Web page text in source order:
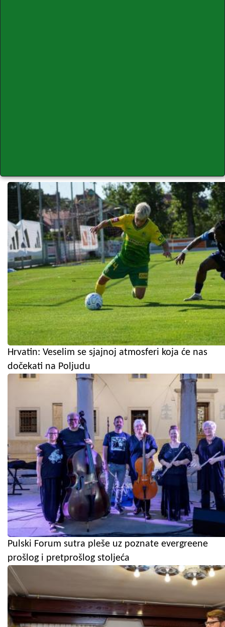
Hrvatin: Veselim se sjajnoj atmosferi koja će nas
dočekati na Poljudu
Pulski Forum sutra pleše uz poznate evergreene
prošlog i pretprošlog stoljeća